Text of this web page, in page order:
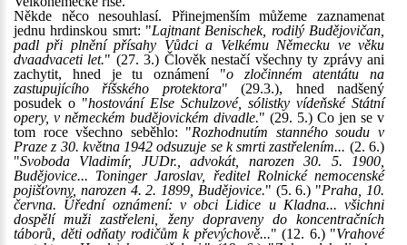
Někde něco nesouhlasí. Přinejmenším můžeme zaznamenat
jednu hrdinskou smrt: "Lajtnant Benischek, rodilý Budějovičan,
padl při plnění přísahy Vůdci a Velkému Německu ve věku
dvaadvaceti let." (27. 3.) Člověk nestačí všechny ty zprávy ani
zachytit, hned je tu oznámení "o zločinném atentátu na
zastupujícího říšského protektora" (29.3.), hned nadšený
posudek o "hostování Else Schulzové, sólistky vídeňské Státní
opery, v německém budějovickém divadle." (29. 5.) Co jen se v
tom roce všechno seběhlo: "Rozhodnutím stanného soudu v
Praze z 30. května 1942 odsuzuje se k smrti zastřelením... (2. 6.)
"Svoboda Vladimír, JUDr., advokát, narozen 30. 5. 1900,
Budějovice... Toninger Jaroslav, ředitel Rolnické nemocenské
pojišťovny, narozen 4. 2. 1899, Budějovice." (5. 6.) "Praha, 10.
června. Úřední oznámení: v obci Lidice u Kladna... všichni
dospělí muži zastřeleni, ženy dopraveny do koncentračních
táborů, děti odňaty rodičům k převýchově..." (12. 6.) "Vrahové